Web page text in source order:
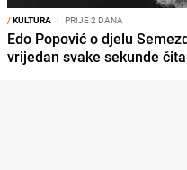
/KULTURA I PRIJE 2 DANA
Edo Popović o djelu
vrijedan svake sekunde